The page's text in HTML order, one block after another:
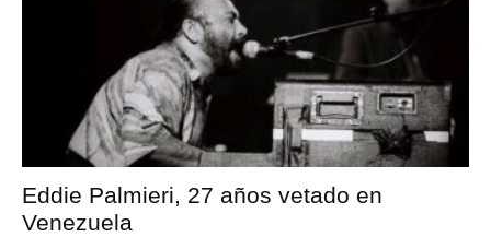
Eddie Palmieri, 27 años vetado en
Venezuela